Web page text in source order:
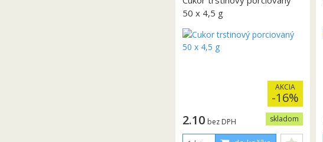
50 x 4,5 g
AKCIA
-16%
skladom
2.10 bez DPH